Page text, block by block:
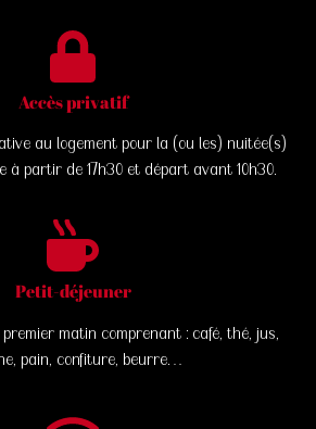
Accès privatif
au logement pour la (ou les) nuitée(s)
à partir de 17h30 et départ avant 10h30.
Petit-déjeuner
matin comprenant : café, thé, jus,
pain, confiture, beurre…